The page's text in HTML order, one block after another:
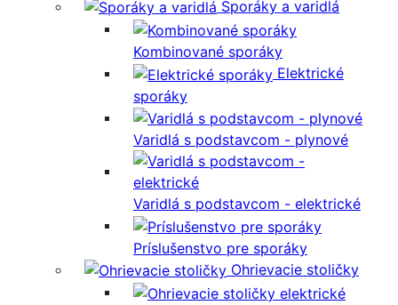
Sporáky a varidlá
Kombinované sporáky
Elektrické
sporáky
Varidlá s podstavcom - plynové
Varidlá s podstavcom - elektrické
Príslušenstvo pre sporáky
Ohrievacie stoličky